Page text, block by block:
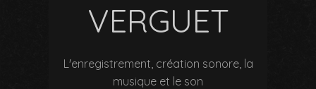
VERGUET
L'enregistrement, création sonore, la
musique et le son